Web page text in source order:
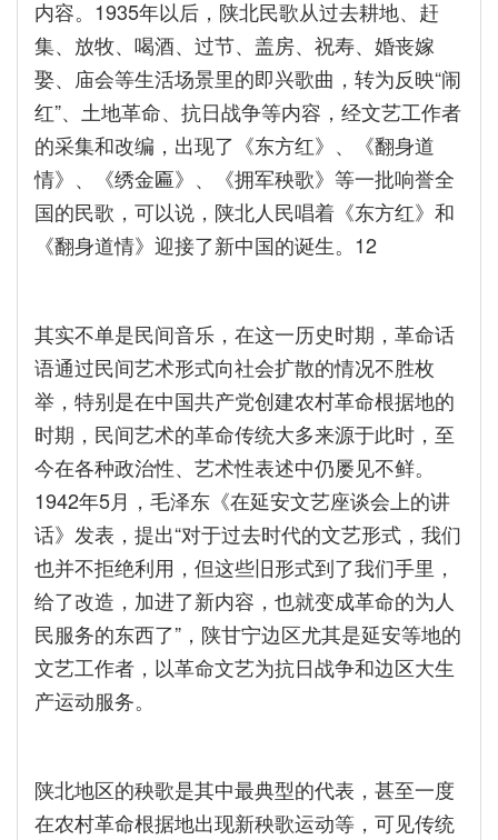
内容。1935年以后，陕北民歌从过去耕地、赶
集、放牧、喝酒、过节、盖房、祝寿、婚丧嫁
娶、庙会等生活场景里的即兴歌曲，转为反映“闹
红”、土地革命、抗日战争等内容，经文艺工作者
的采集和改编，出现了《东方红》、《翻身道
情》、《绣金匾》、《拥军秧歌》等一批响誉全
国的民歌，可以说，陕北人民唱着《东方红》和
《翻身道情》迎接了新中国的诞生。12
其实不单是民间音乐，在这一历史时期，革命话
语通过民间艺术形式向社会扩散的情况不胜枚
举，特别是在中国共产党创建农村革命根据地的
时期，民间艺术的革命传统大多来源于此时，至
今在各种政治性、艺术性表述中仍屡见不鲜。
1942年5月，毛泽东《在延安文艺座谈会上的讲
话》发表，提出“对于过去时代的文艺形式，我们
也并不拒绝利用，但这些旧形式到了我们手里，
给了改造，加进了新内容，也就变成革命的为人
民服务的东西了”，陕甘宁边区尤其是延安等地的
文艺工作者，以革命文艺为抗日战争和边区大生
产运动服务。
陕北地区的秧歌是其中最典型的代表，甚至一度
在农村革命根据地出现新秧歌运动等，可见传统